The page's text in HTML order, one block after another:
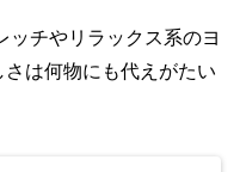
ッチやリラックス系のヨ
は何物にも代えがたい